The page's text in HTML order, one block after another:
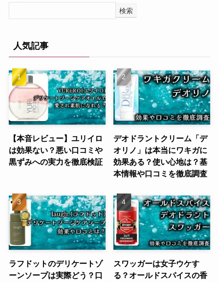
検索
人気記事
【本音レビュー】ユリイロ
は効果ない？悪い口コミや
黒ずみへの実力を徹底検証
デオドラントクリーム「デ
オリノ」は本当にワキガに
効果ある？使い心地は？基
本情報や口コミを徹底調査
ラフドットのデリケートゾ
ーンソープは実際どう？口
スワッガーは女子ウケす
る？オールドスパイスの香